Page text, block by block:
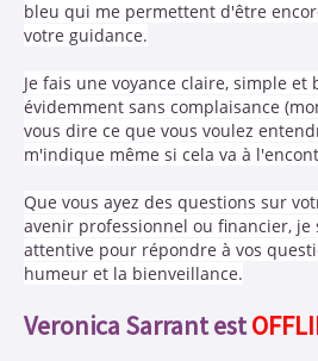
bleu qui me permettent d'être
votre guidance.
Je fais une voyance claire, simple
évidemment sans complaisance
vous dire ce que vous voulez
m'indique même si cela va à
Que vous ayez des questions sur
avenir professionnel ou financier, je
attentive pour répondre à vos
humeur et la bienveillance.
Veronica Sarrant est